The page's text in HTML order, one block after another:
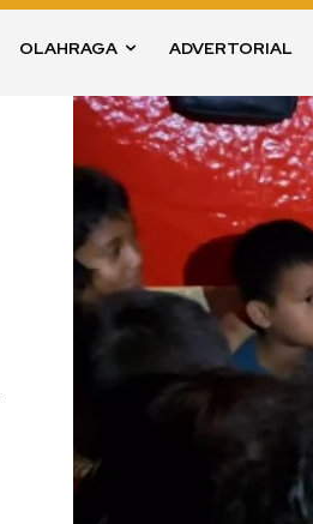
OLAHRAGA ADVERTORIAL